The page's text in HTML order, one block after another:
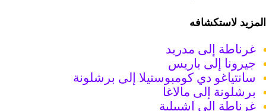
لاستكشافه
غرناطة إلى مدريد
جيرونا إلى باريس
سانتياغو دي كومبوستيلا إلى برشلونة
برشلونة إلى مالاغا
غرناطة إلى إشبيلية